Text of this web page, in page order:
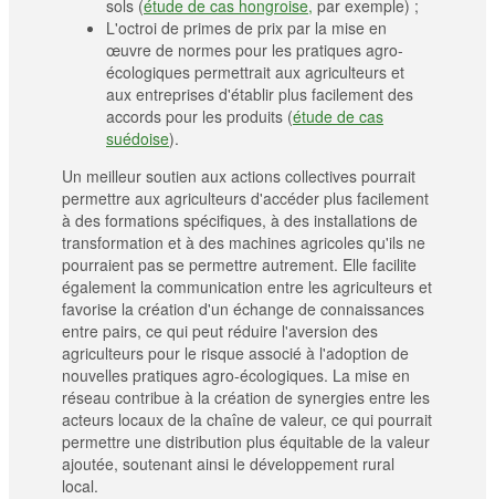
sols (étude de cas hongroise, par exemple) ;
L'octroi de primes de prix par la mise en
œuvre de normes pour les pratiques agro-
écologiques permettrait aux agriculteurs et
aux entreprises d'établir plus facilement des
accords pour les produits (étude de cas
suédoise).
Un meilleur soutien aux actions collectives pourrait
permettre aux agriculteurs d'accéder plus facilement
à des formations spécifiques, à des installations de
transformation et à des machines agricoles qu'ils ne
pourraient pas se permettre autrement. Elle facilite
également la communication entre les agriculteurs et
favorise la création d'un échange de connaissances
entre pairs, ce qui peut réduire l'aversion des
agriculteurs pour le risque associé à l'adoption de
nouvelles pratiques agro-écologiques. La mise en
réseau contribue à la création de synergies entre les
acteurs locaux de la chaîne de valeur, ce qui pourrait
permettre une distribution plus équitable de la valeur
ajoutée, soutenant ainsi le développement rural
local.